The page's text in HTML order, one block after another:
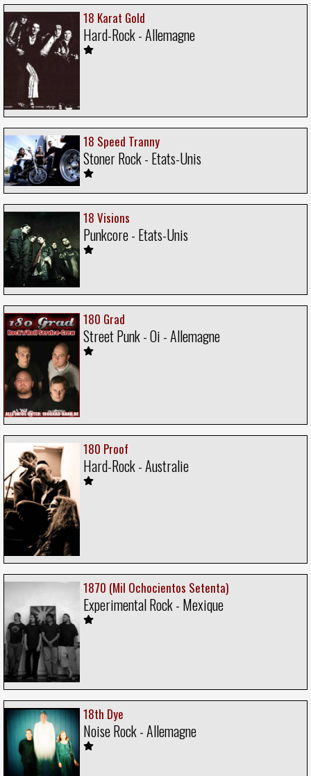
18 Karat Gold
Hard-Rock - Allemagne
18 Speed Tranny
Stoner Rock - Etats-Unis
18 Visions
Punkcore - Etats-Unis
180 Grad
Street Punk - Oi - Allemagne
180 Proof
Hard-Rock - Australie
1870 (Mil Ochocientos Setenta)
Experimental Rock - Mexique
18th Dye
Noise Rock - Allemagne